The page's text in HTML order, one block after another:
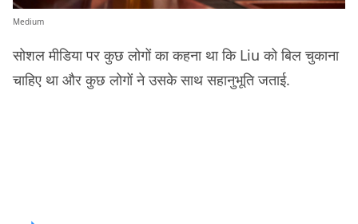
Medium
सोशल मीडिया पर कुछ लोगों का कहना था कि Liu को बिल चुकाना
चाहिए था और कुछ लोगों ने उसके साथ सहानुभूति जताई.